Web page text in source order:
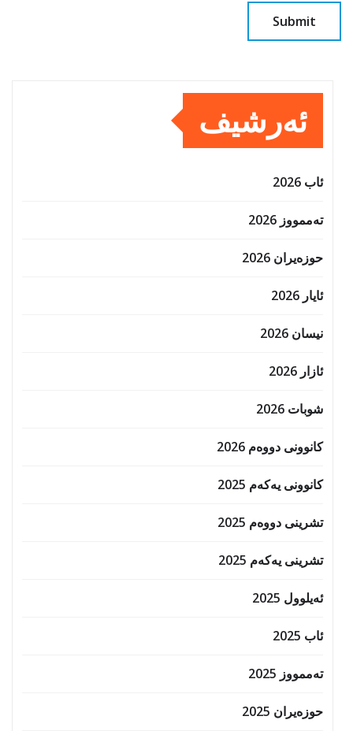
ئەرشیف
ئاب 2026
تەممووز 2026
حوزه‌یران 2026
ئایار 2026
نیسان 2026
ئازار 2026
شوبات 2026
کانوونی دووەم 2026
کانوونی یەکەم 2025
تشرینی دووەم 2025
تشرینی یەکەم 2025
ئەیلوول 2025
ئاب 2025
تەممووز 2025
حوزه‌یران 2025